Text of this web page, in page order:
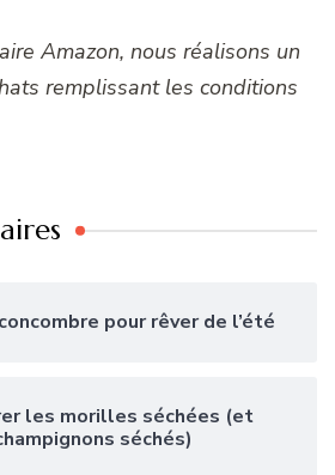
Amazon, nous réalisons un
remplissant les conditions
pour rêver de l’été
les morilles séchées (et
séchés)